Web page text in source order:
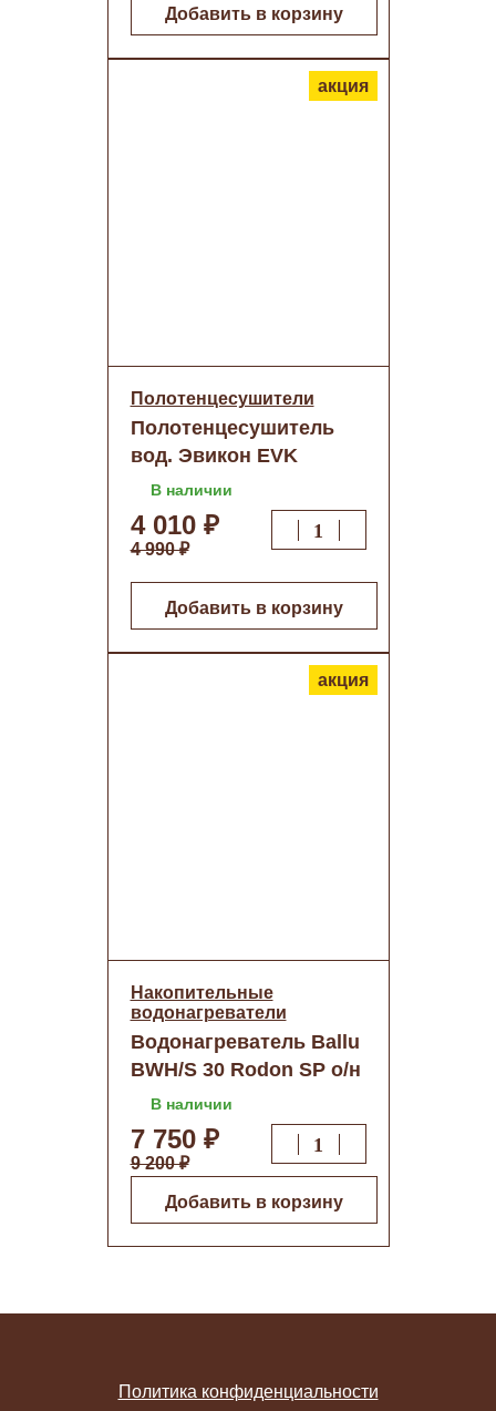
Добавить в корзину
акция
Полотенцесушители
Полотенцесушитель
вод. Эвикон EVK
classik-У AISI 500х500
дуга о/н
В наличии
4 010 ₽
4 990 ₽
Добавить в корзину
акция
Накопительные
водонагреватели
Водонагреватель Ballu
BWH/S 30 Rodon SP о/н
В наличии
7 750 ₽
9 200 ₽
Добавить в корзину
Политика конфиденциальности